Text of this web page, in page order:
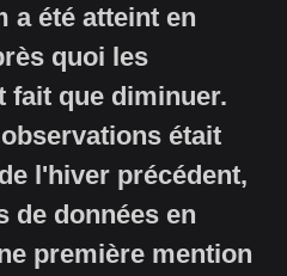
a été atteint en
quoi les
fait que diminuer.
était
l'hiver précédent,
de données en
première mention